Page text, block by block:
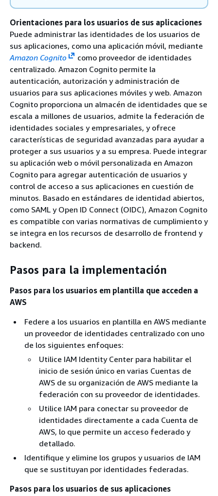
Orientaciones para los usuarios de sus aplicaciones
Puede administrar las identidades de los usuarios de
sus aplicaciones, como una aplicación móvil, mediante
Amazon Cognito
como proveedor de identidades
centralizado. Amazon Cognito permite la
autenticación, autorización y administración de
usuarios para sus aplicaciones móviles y web. Amazon
Cognito proporciona un almacén de identidades que se
escala a millones de usuarios, admite la federación de
identidades sociales y empresariales, y ofrece
características de seguridad avanzadas para ayudar a
proteger a sus usuarios y a su empresa. Puede integrar
su aplicación web o móvil personalizada en Amazon
Cognito para agregar autenticación de usuarios y
control de acceso a sus aplicaciones en cuestión de
minutos. Basado en estándares de identidad abiertos,
como SAML y Open ID Connect (OIDC), Amazon Cognito
es compatible con varias normativas de cumplimiento y
se integra en los recursos de desarrollo de frontend y
backend.
Pasos para la implementación
Pasos para los usuarios em plantilla que acceden a
AWS
Federe a los usuarios en plantilla en AWS mediante
un proveedor de identidades centralizado con uno
de los siguientes enfoques:
Utilice IAM Identity Center para habilitar el
inicio de sesión único en varias Cuentas de
AWS de su organización de AWS mediante la
federación con su proveedor de identidades.
Utilice IAM para conectar su proveedor de
identidades directamente a cada Cuenta de
AWS, lo que permite un acceso federado y
detallado.
Identifique y elimine los grupos y usuarios de IAM
que se sustituyan por identidades federadas.
Pasos para los usuarios de sus aplicaciones